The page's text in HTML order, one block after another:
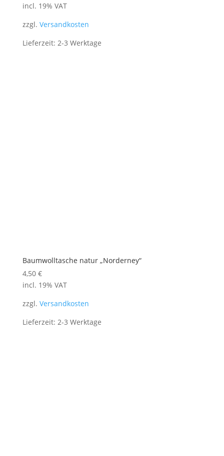
incl. 19% VAT
zzgl. Versandkosten
Lieferzeit: 2-3 Werktage
Baumwolltasche natur „Norderney“
4,50 €
incl. 19% VAT
zzgl. Versandkosten
Lieferzeit: 2-3 Werktage